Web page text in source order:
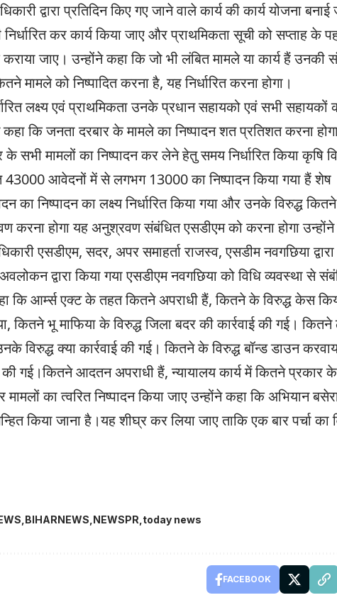
द्वारा प्रतिदिन किए गए जाने वाले कार्य की कार्य योजना बनाई
कर कार्य किया जाए और प्राथमिकता सूची को सप्ताह के
जाए। उन्होंने कहा कि जो भी लंबित मामले या कार्य हैं उनकी
मामले को निष्पादित करना है, यह निर्धारित करना होगा।
लक्ष्य एवं प्राथमिकता उनके प्रधान सहायको एवं सभी सहायकों
कहा कि जनता दरबार के मामले का निष्पादन शत प्रतिशत करना
सभी मामलों का निष्पादन कर लेने हेतु समय निर्धारित किया कृषि
43000 आवेदनों में से लगभग 13000 का निष्पादन किया गया हैं शेष
निष्पादन का लक्ष्य निर्धारित किया गया और उनके विरुद्ध कितने
होगा यह अनुश्रवण संबंधित एसडीएम को करना होगा उन्होंने
एसडीएम, सदर, अपर समाहर्ता राजस्व, एसडीम नवगछिया द्वारा
द्वारा किया गया एसडीएम नवगछिया को विधि व्यवस्था से
कि आर्म्स एक्ट के तहत कितने अपराधी हैं, कितने के विरुद्ध केस
कितने भू माफिया के विरुद्ध जिला बदर की कार्रवाई की गई। कितने
विरुद्ध क्या कार्रवाई की गई। कितने के विरुद्ध बॉन्ड डाउन
की गई।कितने आदतन अपराधी हैं, न्यायालय कार्य में कितने प्रकार
का त्वरित निष्पादन किया जाए उन्होंने कहा कि अभियान
किया जाना है।यह शीघ्र कर लिया जाए ताकि एक बार पर्चा का
BIHARNEWS NEWSPR today news
FACEBOOK